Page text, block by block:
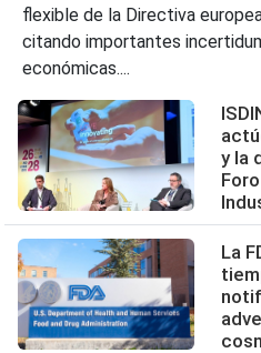
flexible de la Directiva
citando importantes
económicas....
y la
La